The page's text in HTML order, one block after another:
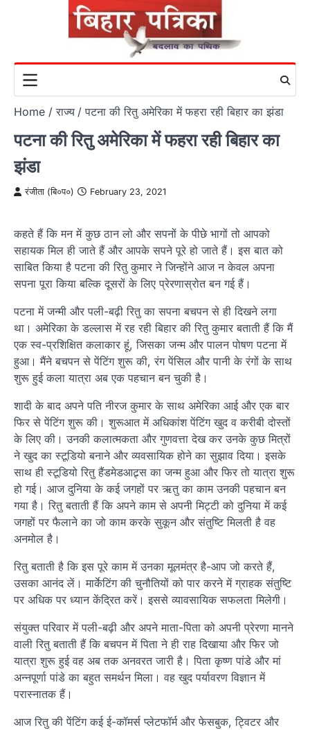
Home राज्य पटना की रितु अमेरिका में फहरा रही बिहार का झंडा
पटना की रितु अमेरिका में फहरा रही बिहार का
झंडा
रंजीता (बि०प०) February 23, 2021
कहते हैं कि मन में कुछ ठान लो और सपनों के पीछे भागों तो आपको
सहायक मिल ही जाते हैं और आपके सपने पूरे हो जाते हैं। इस बात को
साबित किया है पटना की रितु कुमार ने जिन्होंने आज न केवल अपना
सपना पूरा किया बल्कि दूसरों के लिए प्रेरणास्रोत बन गई हैं।
पटना में जन्मी और पली-बढ़ी रितु का सपना बचपन से ही दिखने लगा
था। अमेरिका के डल्लास में रह रही बिहार की रितु कुमार बताती हैं कि मैं
एक स्व-प्रशिक्षित कलाकार हूं, जिसका जन्म और पालन पोषण पटना में
हुआ। मैंने बचपन से पेंटिंग शुरू की, रंग पेंसिल और पानी के रंगों के साथ
शुरू हुई कला यात्रा अब एक पहचान बन चुकी है।
शादी के बाद अपने पति नीरज कुमार के साथ अमेरिका आई और एक बार
फिर से पेंटिंग शुरू की। शुरूआत में अधिकांश पेंटिंग खुद व करीबी दोस्तों
के लिए की। उनकी कलात्मकता और गुणवत्ता देख कर उनके कुछ मित्रों
ने खुद का स्टूडियो बनाने और व्यवसायिक होने का सुझाव दिया। इसके
साथ ही स्टूडियो रितु हैंडमेडआट्र्स का जन्म हुआ और फिर तो यात्रा शुरू
हो गई। आज दुनिया के कई जगहों पर ऋतु का काम उनकी पहचान बन
गया है। रितु बताती हैं कि अपने काम से अपनी मिट्टी को दुनिया में कई
जगहों पर फैलाने का जो काम करके सुकून और संतुष्टि मिलती है वह
अनमोल है।
रितु बताती है कि इस पूरे काम में उनका मूलमंत्र है-आप जो करते हैं,
उसका आनंद लें। मार्केटिंग की चुनौतियों को पार करने में ग्राहक संतुष्टि
पर अधिक पर ध्यान केंद्रित करें। इससे व्यावसायिक सफलता मिलेगी।
संयुक्त परिवार में पली-बढ़ी और अपने माता-पिता को अपनी प्रेरणा मानने
वाली रितु बताती हैं कि बचपन में पिता ने ही राह दिखाया और फिर जो
यात्रा शुरू हुई वह अब तक अनवरत जारी है। पिता कृष्ण पांडे और मां
अन्नपूर्णा पांडे का बहुत समर्थन मिला। वह खुद पर्यावरण विज्ञान में
परास्नातक हैं।
आज रितु की पेंटिंग कई ई-कॉमर्स प्लेटफॉर्म और फेसबुक, ट्विटर और